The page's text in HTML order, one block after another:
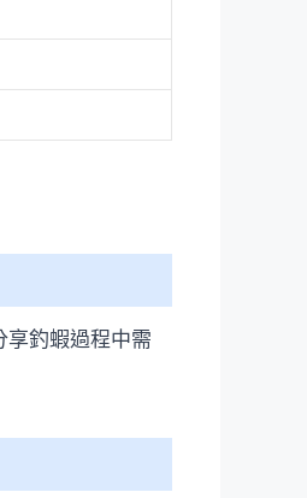
享釣蝦過程中需